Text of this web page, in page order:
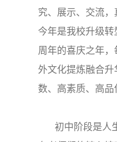
究、展示、交流，
今年是我校升级
周年的喜庆之年
外文化提炼融合
数、高素质、高品
初中阶段是人